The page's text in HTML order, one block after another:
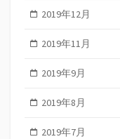
2019年12月
2019年11月
2019年9月
2019年8月
2019年7月